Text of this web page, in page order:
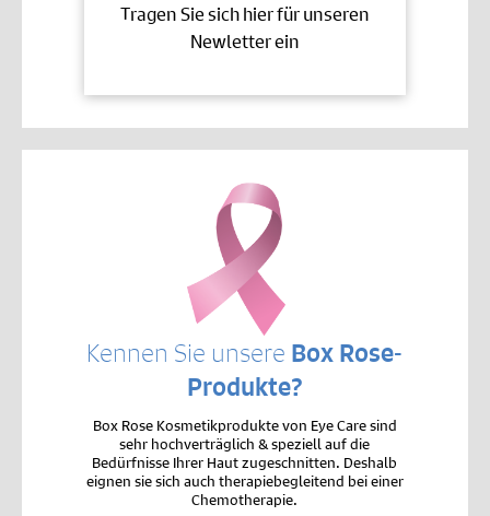
Tragen Sie sich hier für unseren
Newletter ein
Kennen Sie unsere Box Rose-
Produkte?
Box Rose Kosmetikprodukte von Eye Care sind
sehr hochverträglich & speziell auf die
Bedürfnisse Ihrer Haut zugeschnitten. Deshalb
eignen sie sich auch therapiebegleitend bei einer
Chemotherapie.